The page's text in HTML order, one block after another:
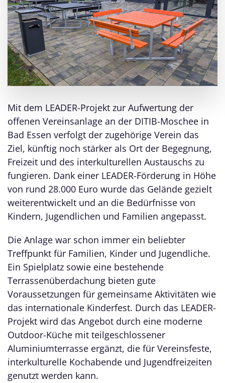
Mit dem LEADER-Projekt zur Aufwertung der
offenen Vereinsanlage an der DITIB-Moschee in
Bad Essen verfolgt der zugehörige Verein das
Ziel, künftig noch stärker als Ort der Begegnung,
Freizeit und des interkulturellen Austauschs zu
fungieren. Dank einer LEADER-Förderung in Höhe
von rund 28.000 Euro wurde das Gelände gezielt
weiterentwickelt und an die Bedürfnisse von
Kindern, Jugendlichen und Familien angepasst.
Die Anlage war schon immer ein beliebter
Treffpunkt für Familien, Kinder und Jugendliche.
Ein Spielplatz sowie eine bestehende
Terrassenüberdachung bieten gute
Voraussetzungen für gemeinsame Aktivitäten wie
das internationale Kinderfest. Durch das LEADER-
Projekt wird das Angebot durch eine moderne
Outdoor-Küche mit teilgeschlossener
Aluminiumterrasse ergänzt, die für Vereinsfeste,
interkulturelle Kochabende und Jugendfreizeiten
genutzt werden kann.